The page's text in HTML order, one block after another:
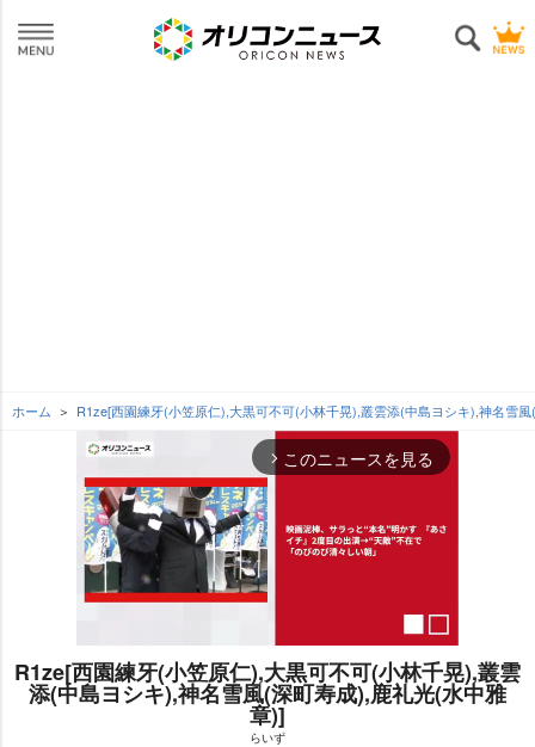
ホーム R1ze[西園練牙(小笠原仁),大黒可不可(小林千晃),叢雲添(中島ヨシキ),神名雪
arrow_forward_ios このニュースを見る
M
R1ze[西園練牙(小笠原仁),大黒可不可(小林千晃),叢雲
添(中島ヨシキ),神名雪風(深町寿成),鹿礼光(水中雅
章)]
らいず